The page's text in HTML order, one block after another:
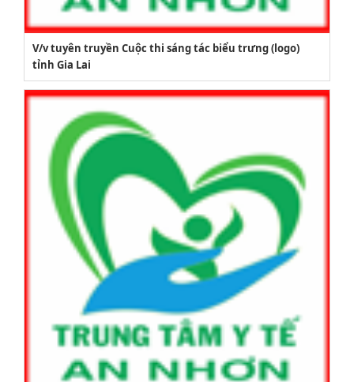
V/v tuyên truyền Cuộc thi sáng tác biểu trưng (logo)
tỉnh Gia Lai